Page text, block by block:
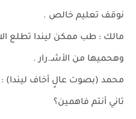
نوقف تعليم خالص .
مالك : طب ممكن ليندا تطلع
وهحميها من الأشـ.رار .
محمد (بصوت عالٍ أخاف ليندا)
تاني أنتم فاهمين؟